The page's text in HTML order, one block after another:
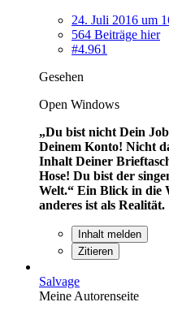
24. Juli 2016 um
564 Beiträge hier
#4.961
Gesehen
Open Windows
„Du bist nicht Dein
Deinem Konto! Nicht
Inhalt Deiner
Hose! Du bist der
Welt.“ Ein Blick in die
anderes ist als Realität.
Inhalt melden
Zitieren
Salvage
Meine Autorenseite